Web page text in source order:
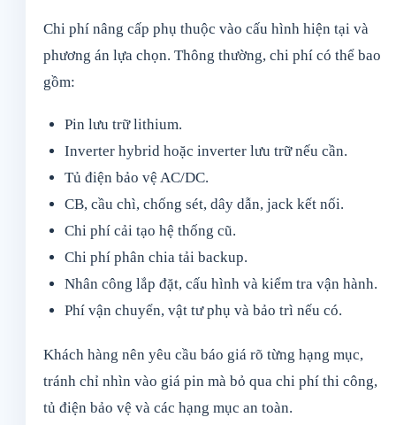
Chi phí nâng cấp phụ thuộc vào cấu hình hiện tại và
phương án lựa chọn. Thông thường, chi phí có thể bao
gồm:
Pin lưu trữ lithium.
Inverter hybrid hoặc inverter lưu trữ nếu cần.
Tủ điện bảo vệ AC/DC.
CB, cầu chì, chống sét, dây dẫn, jack kết nối.
Chi phí cải tạo hệ thống cũ.
Chi phí phân chia tải backup.
Nhân công lắp đặt, cấu hình và kiểm tra vận hành.
Phí vận chuyển, vật tư phụ và bảo trì nếu có.
Khách hàng nên yêu cầu báo giá rõ từng hạng mục,
tránh chỉ nhìn vào giá pin mà bỏ qua chi phí thi công,
tủ điện bảo vệ và các hạng mục an toàn.